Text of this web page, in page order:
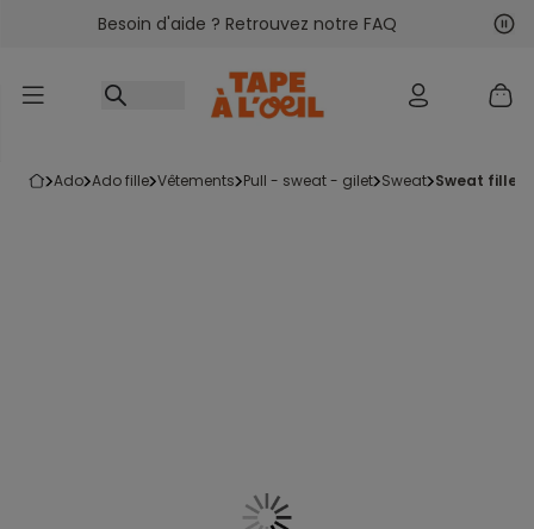
Accéder au contenu
Besoin d'aide ? Retrouvez notre FAQ
ado ado fille vêtements pull - sweat - gilet sweat sweat fille